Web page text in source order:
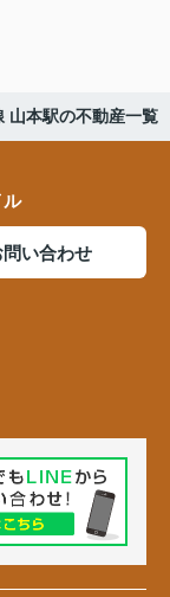
山本駅の不動産一覧
い合わせ